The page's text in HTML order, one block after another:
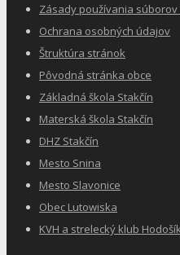
Zásady používania súborov
Ochrana osobných údajov
Štruktúra stránok
Pôvodná stránka obce
Základná škola Stakčín
Materská škola Stakčín
DHZ Stakčín
Mesto Snina
Mesto Slavonice
Obec Lutowiska
KVH a strelecký klub